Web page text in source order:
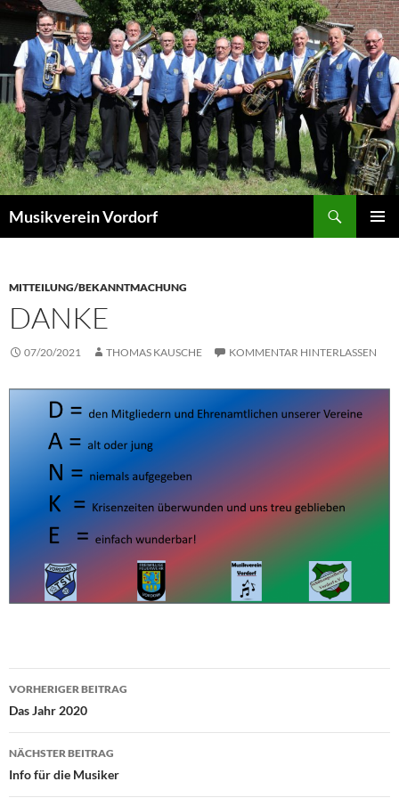
Zum
Inhalt
springen
Musikverein Vordorf
MITTEILUNG/BEKANNTMACHUNG
DANKE
07/20/2021 THOMAS KAUSCHE KOMMENTAR HINTERLASSEN
Beitragsnavigation
VORHERIGER BEITRAG
Das Jahr 2020
NÄCHSTER BEITRAG
Info für die Musiker